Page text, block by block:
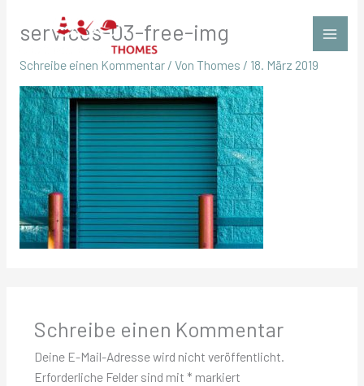
Inhaltservices-03-free-img
Schreibe einen Kommentar / Von Thomes / 18. März 2019
Schreibe einen Kommentar
Deine E-Mail-Adresse wird nicht veröffentlicht.
Erforderliche Felder sind mit * markiert